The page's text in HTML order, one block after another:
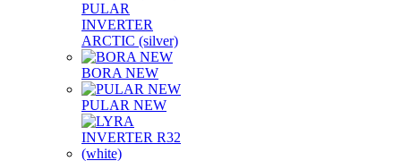
PULAR
INVERTER
ARCTIC (silver)
BORA NEW
PULAR NEW